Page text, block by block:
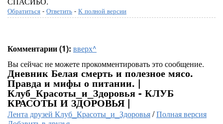
Обратиться - Ответить - К полной версии
Комментарии (1): вверх^
Вы сейчас не можете прокомментировать это сообщение.
Дневник Белая смерть и полезное мясо.
Правда и мифы о питании. |
Клуб_Красоты_и_Здоровья - КЛУБ
КРАСОТЫ И ЗДОРОВЬЯ |
Лента друзей Клуб_Красоты_и_Здоровья/Полная версия